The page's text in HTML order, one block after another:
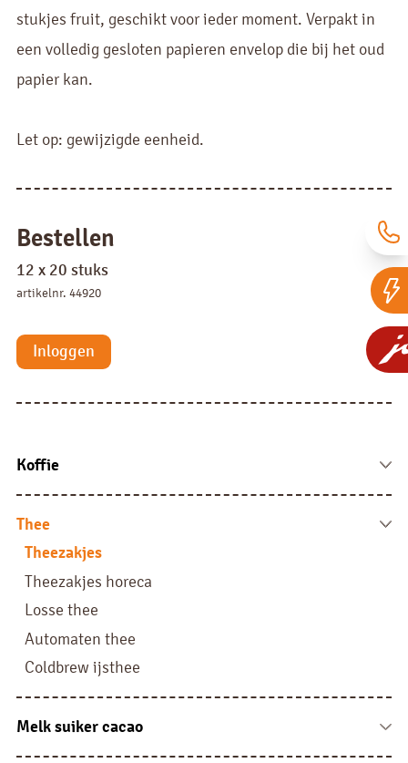
Koffie
Koffie bonen
Fresh brew
Instant
Liquid
Filterkoffie
Pads, sachets en sticks
Thee
Theezakjes
Theezakjes horeca
Losse thee
Automaten thee
Coldbrew ijsthee
Melk suiker cacao
Melk vloeibaar en cups
stukjes fruit, geschikt voor ieder moment. Verpakt in
een volledig gesloten papieren envelop die bij het oud
papier kan.
Let op: gewijzigde eenheid.
Bestellen
12 x 20 stuks
artikelnr. 44920
Inloggen